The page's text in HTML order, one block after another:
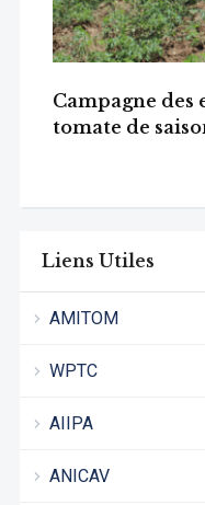
Liens Utiles
AMITOM
WPTC
AIIPA
ANICAV
Campagne des
tomate de